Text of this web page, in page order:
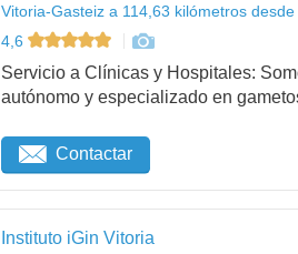
Vitoria-Gasteiz a 114,63 kilómetros
4,6
Servicio a Clínicas y Hospitales:
autónomo y especializado en
Contactar
Instituto iGin Vitoria